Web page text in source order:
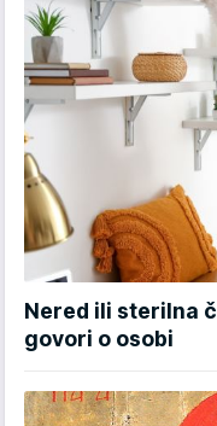
Nered ili sterilna
govori o osobi